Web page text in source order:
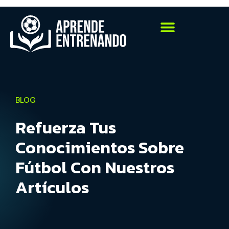
BLOG
Refuerza Tus
Conocimientos Sobre
Fútbol Con Nuestros
Artículos